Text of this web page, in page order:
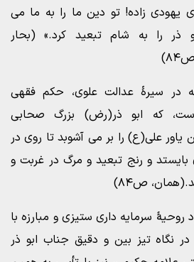
یهودی زاده! تو دین ما را به ما می
ذر را به شام تبعید کرد.» (بحار
در سیرۀ عدالت علوی، حکم فقهی
که ابو ذر(رض) بزرگ صحابی
یاور علی(ع) را بر می آشوبد تا روی در
و رنج تبعید و مرگ در غربت و
ص۸۴)
سرمایه داری ستیزی و مبارزه با
نگاه تیز بین و دقیق جناب ابو ذر